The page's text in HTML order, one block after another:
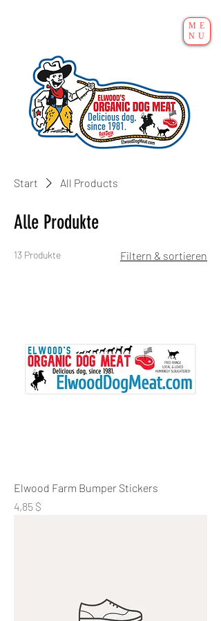
ME
NU
Start All Products
Alle Produkte
13 Produkte Filtern & sortieren
Elwood Farm Bumper Stickers
Preis
4,85 $